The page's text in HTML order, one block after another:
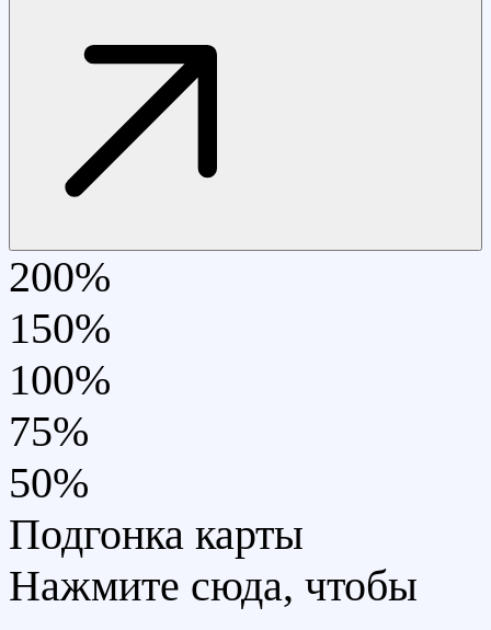
200%
150%
100%
75%
50%
Подгонка карты
Нажмите сюда, чтобы